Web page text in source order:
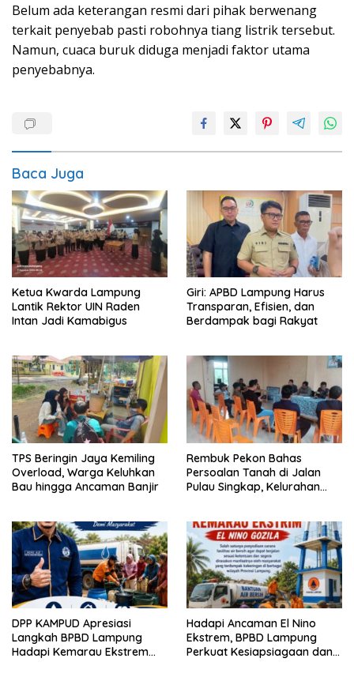
Belum ada keterangan resmi dari pihak berwenang
terkait penyebab pasti robohnya tiang listrik tersebut.
Namun, cuaca buruk diduga menjadi faktor utama
penyebabnya.
Baca Juga
Ketua Kwarda Lampung
Lantik Rektor UIN Raden
Intan Jadi Kamabigus
Giri: APBD Lampung Harus
Transparan, Efisien, dan
Berdampak bagi Rakyat
TPS Beringin Jaya Kemiling
Overload, Warga Keluhkan
Bau hingga Ancaman Banjir
Rembuk Pekon Bahas
Persoalan Tanah di Jalan
Pulau Singkap, Kelurahan
DPP KAMPUD Apresiasi
Langkah BPBD Lampung
Hadapi Kemarau Ekstrem
Hadapi Ancaman El Nino
Ekstrem, BPBD Lampung
Perkuat Kesiapsiagaan dan